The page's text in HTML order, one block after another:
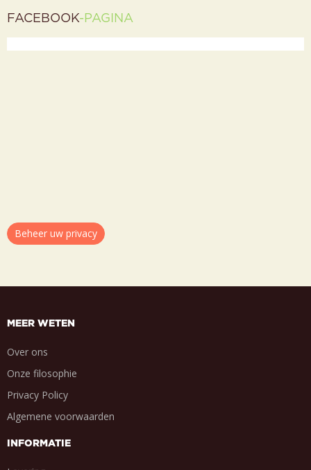
FACEBOOK-PAGINA
Beheer uw privacy
MEER WETEN
Over ons
Onze filosophie
Privacy Policy
Algemene voorwaarden
INFORMATIE